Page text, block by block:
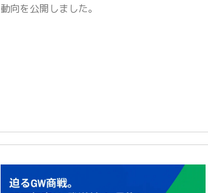
動向を公開しました。